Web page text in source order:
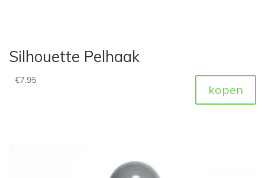
Silhouette Pelhaak
€7,95
kopen